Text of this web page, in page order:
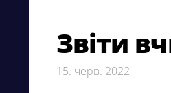
Звіти
15. черв. 2022